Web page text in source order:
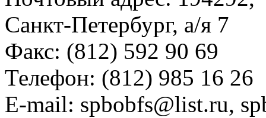
Санкт-Петербург, а/я 7
Факс: (812) 592 90 69
Телефон: (812) 985 16 26
E-mail: spbobfs@list.ru,